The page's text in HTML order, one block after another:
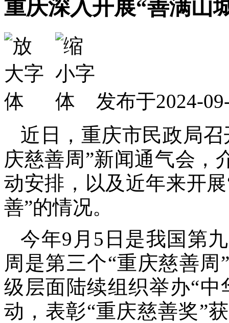
重庆深入开展“善满山
发布于2024-
近日，重庆市民政局
庆慈善周”新闻通气会，
动安排，以及近年来开
善”的情况。
今年9月5日是我国第
周是第三个“重庆慈善
级层面陆续组织举办“中
动，表彰“重庆慈善奖”